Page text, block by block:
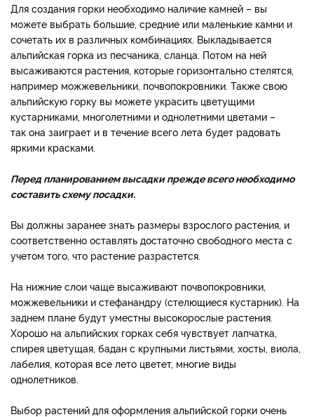
Для создания горки необходимо наличие камней – вы
можете выбрать большие, средние или маленькие камни и
сочетать их в различных комбинациях. Выкладывается
альпийская горка из песчаника, сланца. Потом на ней
высаживаются растения, которые горизонтально стелятся,
например можжевельники, почвопокровники. Также свою
альпийскую горку вы можете украсить цветущими
кустарниками, многолетними и однолетними цветами –
так она заиграет и в течение всего лета будет радовать
яркими красками.
Перед планированием высадки прежде всего необходимо
составить схему посадки.
Вы должны заранее знать размеры взрослого растения, и
соответственно оставлять достаточно свободного места с
учетом того, что растение разрастется.
На нижние слои чаще высаживают почвопокровники,
можжевельники и стефанандру (стелющиеся кустарник). На
заднем плане будут уместны высокорослые растения.
Хорошо на альпийских горках себя чувствует лапчатка,
спирея цветущая, бадан с крупными листьями, хосты, виола,
лабелия, которая все лето цветет, многие виды
однолетников.
Выбор растений для оформления альпийской горки очень